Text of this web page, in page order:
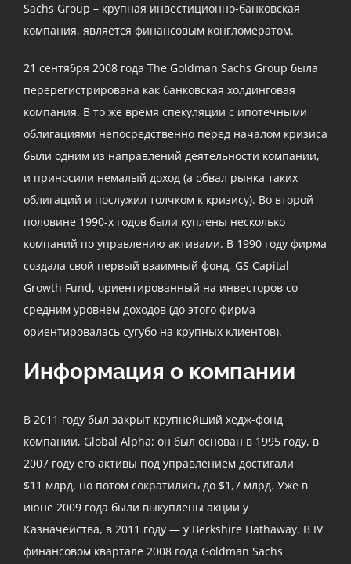
Sachs Group – крупная инвестиционно-банковская
компания, является финансовым конгломератом.
21 сентября 2008 года The Goldman Sachs Group была
перерегистрирована как банковская холдинговая
компания. В то же время спекуляции с ипотечными
облигациями непосредственно перед началом кризиса
были одним из направлений деятельности компании,
и приносили немалый доход (а обвал рынка таких
облигаций и послужил толчком к кризису). Во второй
половине 1990-х годов были куплены несколько
компаний по управлению активами. В 1990 году фирма
создала свой первый взаимный фонд, GS Capital
Growth Fund, ориентированный на инвесторов со
средним уровнем доходов (до этого фирма
ориентировалась сугубо на крупных клиентов).
Информация о компании
В 2011 году был закрыт крупнейший хедж-фонд
компании, Global Alpha; он был основан в 1995 году, в
2007 году его активы под управлением достигали
$11 млрд, но потом сократились до $1,7 млрд. Уже в
июне 2009 года были выкуплены акции у
Казначейства, в 2011 году — у Berkshire Hathaway. В IV
финансовом квартале 2008 года Goldman Sachs